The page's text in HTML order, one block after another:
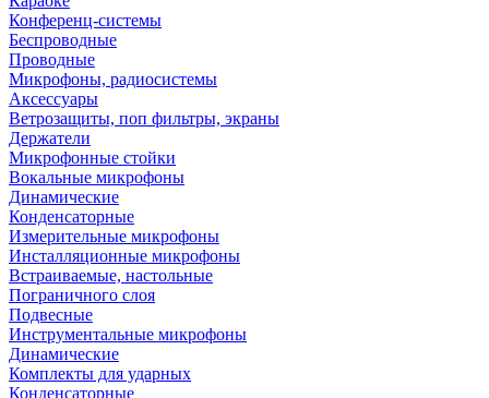
Конференц-системы
Беспроводные
Проводные
Микрофоны, радиосистемы
Аксессуары
Ветрозащиты, поп фильтры, экраны
Держатели
Микрофонные стойки
Вокальные микрофоны
Динамические
Конденсаторные
Измерительные микрофоны
Инсталляционные микрофоны
Встраиваемые, настольные
Пограничного слоя
Подвесные
Инструментальные микрофоны
Динамические
Комплекты для ударных
Конденсаторные